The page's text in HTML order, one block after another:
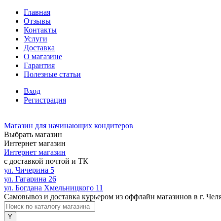
Главная
Отзывы
Контакты
Услуги
Доставка
О магазине
Гарантия
Полезные статьи
Вход
Регистрация
Магазин для начинающих кондитеров
Выбрать магазин
Интернет магазин
Интернет магазин
с доставкой почтой и ТК
ул. Чичерина 5
ул. Гагарина 26
ул. Богдана Хмельницкого 11
Самовывоз и доставка курьером из оффлайн магазинов в г.